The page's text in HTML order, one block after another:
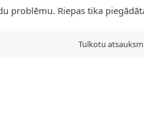
problēmu. Riepas tika
Tulkotu